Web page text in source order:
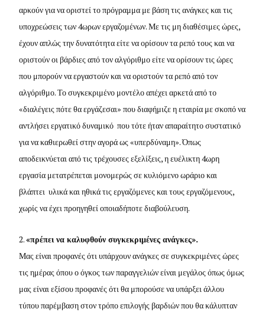
αρκούν για να οριστεί το πρόγραμμα με βάση τις ανάγκες και τις
υποχρεώσεις των 4ωρων εργαζομένων. Με τις μη διαθέσιμες ώρες,
έχουν απλώς την δυνατότητα είτε να ορίσουν τα ρεπό τους και να
οριστούν οι βάρδιες από τον αλγόριθμο είτε να ορίσουν τις ώρες
που μπορούν να εργαστούν και να οριστούν τα ρεπό από τον
αλγόριθμο. Το συγκεκριμένο μοντέλο απέχει αρκετά από το
«διαλέγεις πότε θα εργάζεσαι» που διαφήμιζε η εταιρία με σκοπό να
αντλήσει εργατικό δυναμικό που τότε ήταν απαραίτητο συστατικό
για να καθιερωθεί στην αγορά ως «υπερδύναμη». Όπως
αποδεικνύεται από τις τρέχουσες εξελίξεις, η ευέλικτη 4ωρη
εργασία μετατρέπεται μονομερώς σε κυλιόμενο ωράριο και
βλάπτει υλικά και ηθικά τις εργαζόμενες και τους εργαζόμενους,
χωρίς να έχει προηγηθεί οποιαδήποτε διαβούλευση.
«πρέπει να καλυφθούν συγκεκριμένες ανάγκες».
Μας είναι προφανές ότι υπάρχουν ανάγκες σε συγκεκριμένες ώρες
τις ημέρας όπου ο όγκος των παραγγελιών είναι μεγάλος όπως όμως
μας είναι εξίσου προφανές ότι θα μπορούσε να υπάρξει άλλου
τύπου παρέμβαση στον τρόπο επιλογής βαρδιών που θα κάλυπταν